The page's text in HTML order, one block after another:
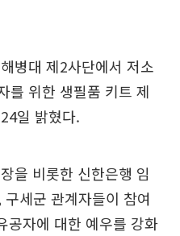
병대 제2사단에서 저소
를 위한 생필품 키트 제
일 밝혔다.
을 비롯한 신한은행 임
세군 관계자들이 참여
공자에 대한 예우를 강화